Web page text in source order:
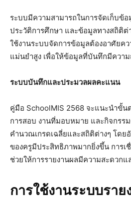
ระบบมีความสามารถในการจัดเก็บข้
ประวัติการศึกษา และข้อมูลทางสถิติต่
ใช้งานระบบจัดการข้อมูลต้องอาศัยค
แม่นยำสูง เพื่อให้ข้อมูลที่บันทึกมีควา
ระบบบันทึกและประมวลผลคะแนน
คู่มือ SchoolMIS 2568 จะแนะนำขั้
การสอบ งานที่มอบหมาย และกิจกรร
คำนวณเกรดเฉลี่ยและสถิติต่างๆ โดย
ของครูมีประสิทธิภาพมากยิ่งขึ้น การเ
ช่วยให้การรายงานผลมีความสะดวก
การใช้งานระบบรา